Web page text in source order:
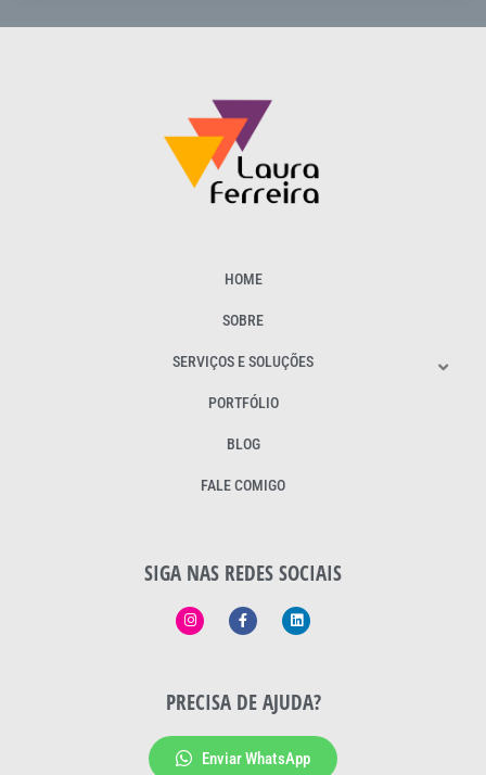
HOME
SOBRE
SERVIÇOS E SOLUÇÕES
PORTFÓLIO
BLOG
FALE COMIGO
SIGA NAS REDES SOCIAIS
PRECISA DE AJUDA?
Enviar WhatsApp